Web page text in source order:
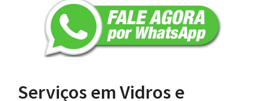
Serviços em Vidros e